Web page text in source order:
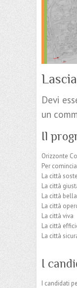
Devi
un
Il
Orizzonte
Per
La città
La città
La città bella
La città
La città viva
La città
La città
I
I candidati